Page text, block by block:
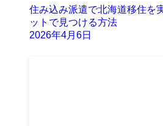
住み込み派遣で北海道移住を
ットで見つける方法
2026年4月6日